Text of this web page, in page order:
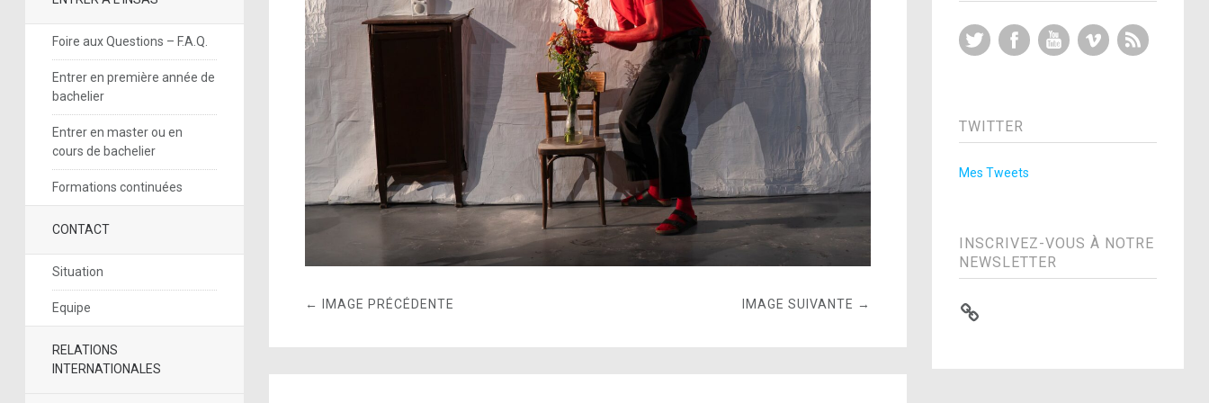
Foire aux Questions – F.A.Q.
Entrer en première année de
bachelier
Entrer en master ou en
cours de bachelier
Formations continuées
CONTACT
Situation
Equipe
RELATIONS
INTERNATIONALES
← IMAGE PRÉCÉDENTE IMAGE SUIVANTE →
Twitter FacebookYouTubeVimeo
TWITTER
Mes Tweets
INSCRIVEZ-VOUS À NOTRE
NEWSLETTER